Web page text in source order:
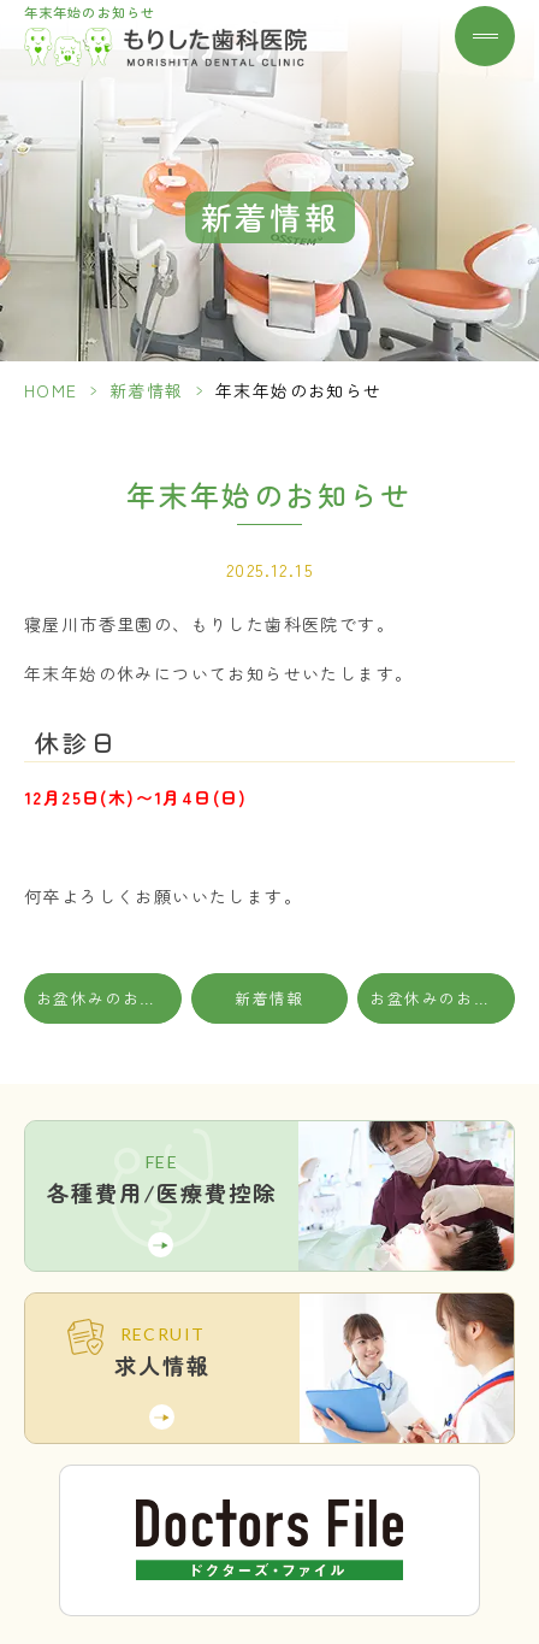
年末年始のお知らせ
新着情報
HOME > 新着情報 > 年末年始のお知らせ
年末年始のお知らせ
2025.12.15
寝屋川市香里園の、もりした歯科医院です。
年末年始の休みについてお知らせいたします。
休診日
12月25日(木)〜1月4日(日)
何卒よろしくお願いいたします。
お盆休みのお知らせ 新着情報 お盆休みのお知らせ
FEE
各種費用/医療費控除
RECRUIT
求人情報